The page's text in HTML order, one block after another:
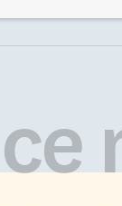
cette maladie
Mais plutôt que de
l’inflammation
ces plaques, ce
équipe ont cherché
ce